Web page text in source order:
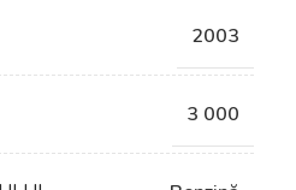
2003
3 000